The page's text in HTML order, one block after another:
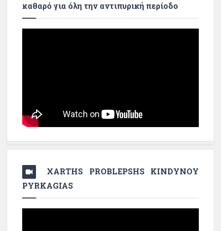
καθαρό για όλη την αντιπυρική περίοδο
XARTHS PROBLEPSHS KINDYNOY
PYRKAGIAS